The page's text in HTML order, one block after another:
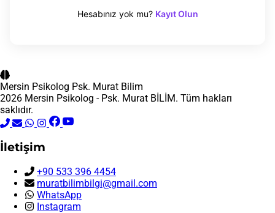
Hesabınız yok mu? Kayıt Olun
Mersin Psikolog Psk. Murat Bilim
2026 Mersin Psikolog - Psk. Murat BİLİM. Tüm hakları
saklıdır.
İletişim
+90 533 396 4454
muratbilimbilgi@gmail.com
WhatsApp
Instagram